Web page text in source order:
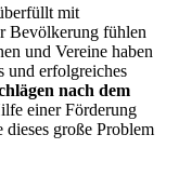
mit
Bevölkerung fühlen
und Vereine haben
und erfolgreiches
nach dem
einer Förderung
große Problem